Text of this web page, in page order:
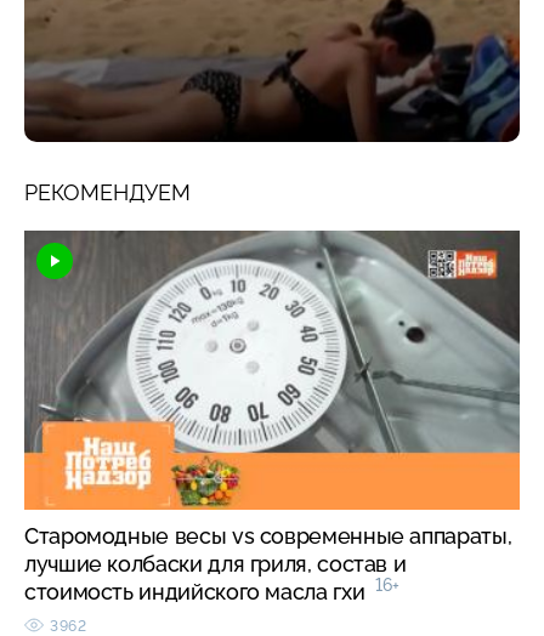
РЕКОМЕНДУЕМ
Старомодные весы vs современные аппараты,
лучшие колбаски для гриля, состав и
стоимость индийского масла гхи 16+
3962